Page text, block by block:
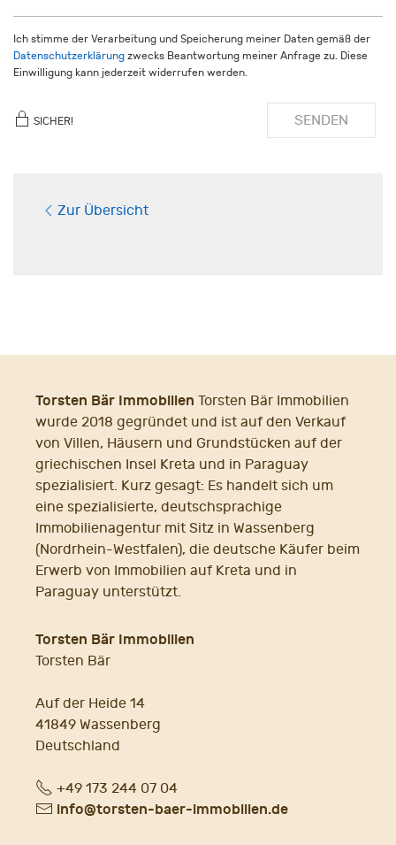
Ich stimme der Verarbeitung und Speicherung meiner Daten gemäß der
Datenschutzerklärung zwecks Beantwortung meiner Anfrage zu. Diese
Einwilligung kann jederzeit widerrufen werden.
SICHER! SENDEN
Zur Übersicht
Torsten Bär Immobilien Torsten Bär Immobilien
wurde 2018 gegründet und ist auf den Verkauf
von Villen, Häusern und Grundstücken auf der
griechischen Insel Kreta und in Paraguay
spezialisiert. Kurz gesagt: Es handelt sich um
eine spezialisierte, deutschsprachige
Immobilienagentur mit Sitz in Wassenberg
(Nordrhein-Westfalen), die deutsche Käufer beim
Erwerb von Immobilien auf Kreta und in
Paraguay unterstützt.
Torsten Bär Immobilien
Torsten Bär
Auf der Heide 14
41849 Wassenberg
Deutschland
Fon+49 173 244 07 04
E- info@torsten-baer-immobilien.de